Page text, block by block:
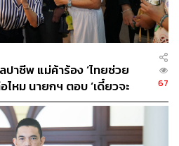
วิตได้อย่างปลอดภัยแล้วหรือไม่
ทะในรอบที่​ 3 อนุทินกล่าวว่า
ะวัง ซึ่งฝ่ายความมั่นคงได้แสดง
วลามีการสู้รบกัน ประสิทธิภาพ
ษ์ ให้ประชาชนได้มั่นใจว่า
ง และไม่ยอมให้ใครเข้ามา
มย้ำว่าเป็นที่ประจักษ์ทั้งในและ
ามกังวลอะไร ซึ่งทุกคนใน
าชีพ แม่ค้าร้อง ‘ไทยช่วย
หม นายกฯ ตอบ ‘เดี๋ยวจะ
67